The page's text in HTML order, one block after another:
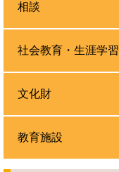
相談
社会教育・生涯学習
文化財
教育施設